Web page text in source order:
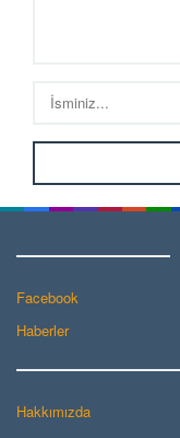
Facebook
Haberler
Hakkımızda